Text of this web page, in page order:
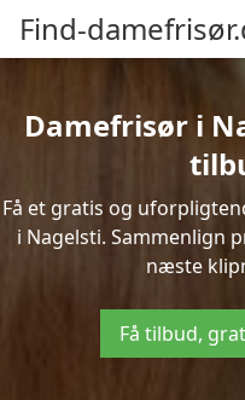
Find-
Damefrisør i
Få et gratis og
i Nagelsti. Sammenlign
næste
Få tilbud,